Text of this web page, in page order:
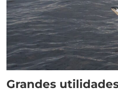
Grandes